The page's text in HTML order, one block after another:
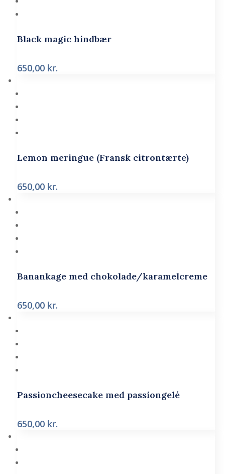
Black magic hindbær
650,00 kr.
Lemon meringue (Fransk citrontærte)
650,00 kr.
Banankage med chokolade/karamelcreme
650,00 kr.
Passioncheesecake med passiongelé
650,00 kr.